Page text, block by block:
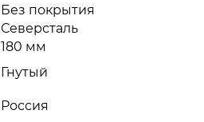
Без покрытия
Северсталь
180 мм
Гнутый
Россия